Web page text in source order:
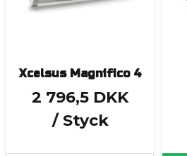
Xcelsus Magnifico 4
2 796,5 DKK
/ Styck